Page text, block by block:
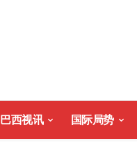
巴西视讯 国际局势